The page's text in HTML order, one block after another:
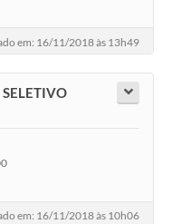
em: 16/11/2018 às 13h49
em: 16/11/2018 às 10h06